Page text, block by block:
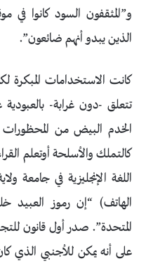
و”المثقفون السود كانوا
الذين يبدو أنهم ضائعون”.
كانت الاستخدامات المبكرة
تتعلق -دون غرابة-
الخدم البيض من
كالتملك والأسلحة أوتعلم
اللغة الإنجليزية في جامعة
الهاتف) “إن رموز العبيد
على أنه يمكن للأجنبي